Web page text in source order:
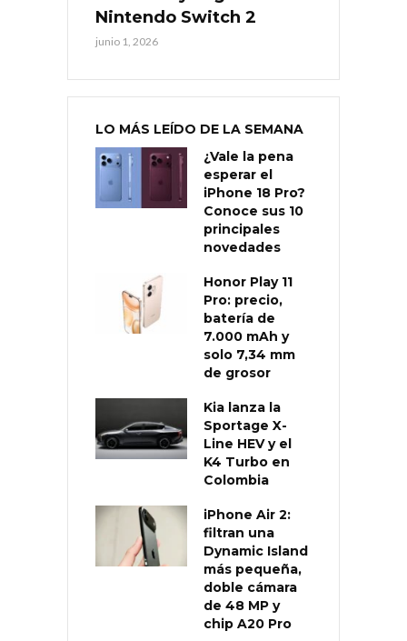
Nintendo Switch 2
junio 1, 2026
LO MÁS LEÍDO DE LA SEMANA
¿Vale la pena
esperar el
iPhone 18 Pro?
Conoce sus 10
principales
novedades
Honor Play 11
Pro: precio,
batería de
7.000 mAh y
solo 7,34 mm
de grosor
Kia lanza la
Sportage X-
Line HEV y el
K4 Turbo en
Colombia
iPhone Air 2:
filtran una
Dynamic Island
más pequeña,
doble cámara
de 48 MP y
chip A20 Pro